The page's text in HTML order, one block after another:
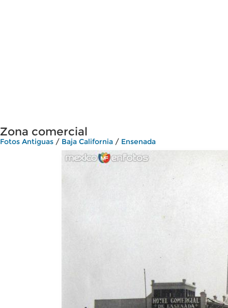
Zona comercial
Fotos Antiguas / Baja California / Ensenada